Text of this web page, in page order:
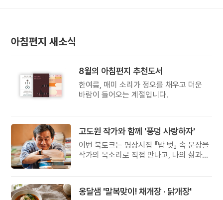
아침편지 새소식
8월의 아침편지 추천도서
한여름, 매미 소리가 정오를 채우고 더운
바람이 들어오는 계절입니다.
고도원 작가와 함께 '풍덩 사랑하자'
이번 북토크는 명상시집 『밥 벗』 속 문장을
작가의 목소리로 직접 만나고, 나의 삶과
옹달샘 '말복맞이! 채개장 · 닭개장'